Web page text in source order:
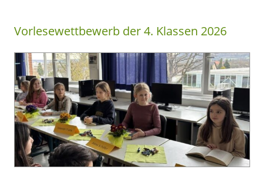
Vorlesewettbewerb der 4. Klassen 2026